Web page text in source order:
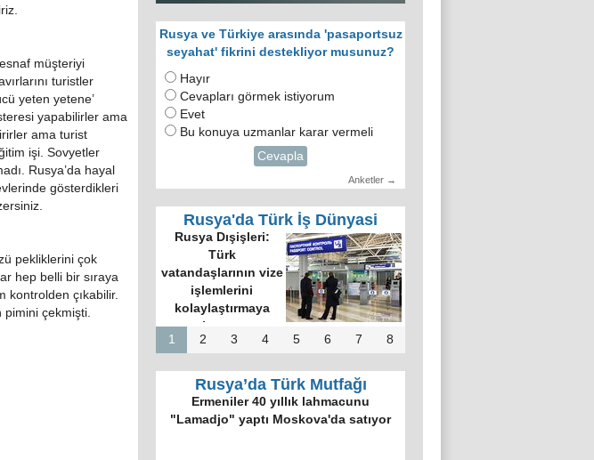
müşteriyi
turistler
yeten yetene’
yapabilirler ama
ama turist
işi. Sovyetler
Rusya’da hayal
gösterdikleri
pekliklerini çok
hep belli bir sıraya
kontrolden çıkabilir.
pimini çekmişti.
Rusya ve Türkiye arasında 'pasaportsuz
seyahat' fikrini destekliyor musunuz?
Hayır
Cevapları görmek istiyorum
Evet
Bu konuya uzmanlar karar vermeli
Cevapla
Anketler →
Rusya'da Türk İş Dünyasi
Rusya Dışişleri:
Türk
vatandaşlarının vize
işlemlerini
kolaylaştırmaya
hazırız
1
2 3 4 5 6 7 8
Rusya’da Türk Mutfağı
Ermeniler 40 yıllık lahmacunu
"Lamadjo" yaptı Moskova'da satıyor